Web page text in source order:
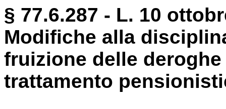
§ 77.6.287 - L. 10
Modifiche alla
fruizione delle
trattamento